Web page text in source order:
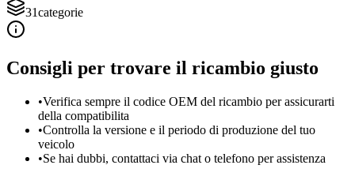
31categorie
Consigli per trovare il ricambio giusto
•Verifica sempre il codice OEM del ricambio per assicurarti
della compatibilita
•Controlla la versione e il periodo di produzione del tuo
veicolo
•Se hai dubbi, contattaci via chat o telefono per assistenza